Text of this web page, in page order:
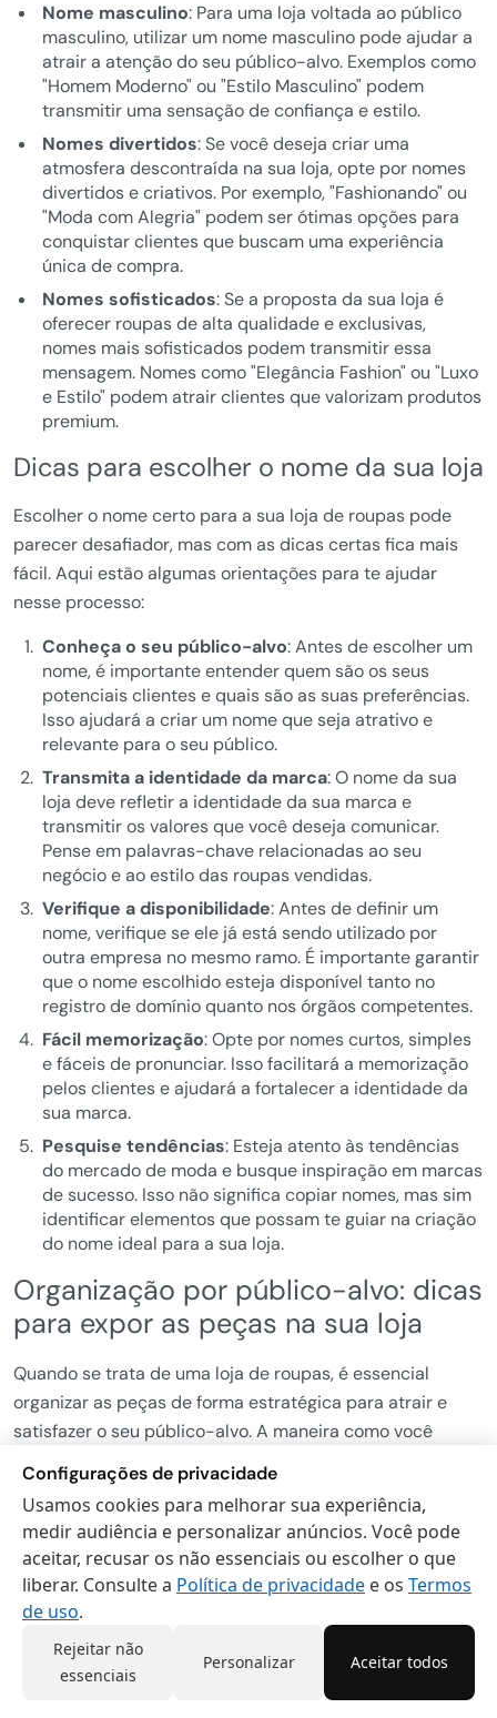
Nome masculino: Para uma loja voltada ao público
masculino, utilizar um nome masculino pode ajudar a
atrair a atenção do seu público-alvo. Exemplos como
"Homem Moderno" ou "Estilo Masculino" podem
transmitir uma sensação de confiança e estilo.
Nomes divertidos: Se você deseja criar uma
atmosfera descontraída na sua loja, opte por nomes
divertidos e criativos. Por exemplo, "Fashionando" ou
"Moda com Alegria" podem ser ótimas opções para
conquistar clientes que buscam uma experiência
única de compra.
Nomes sofisticados: Se a proposta da sua loja é
oferecer roupas de alta qualidade e exclusivas,
nomes mais sofisticados podem transmitir essa
mensagem. Nomes como "Elegância Fashion" ou "Luxo
e Estilo" podem atrair clientes que valorizam produtos
premium.
Dicas para escolher o nome da sua loja
Escolher o nome certo para a sua loja de roupas pode
parecer desafiador, mas com as dicas certas fica mais
fácil. Aqui estão algumas orientações para te ajudar
nesse processo:
Conheça o seu público-alvo: Antes de escolher um
nome, é importante entender quem são os seus
potenciais clientes e quais são as suas preferências.
Isso ajudará a criar um nome que seja atrativo e
relevante para o seu público.
Transmita a identidade da marca: O nome da sua
loja deve refletir a identidade da sua marca e
transmitir os valores que você deseja comunicar.
Pense em palavras-chave relacionadas ao seu
negócio e ao estilo das roupas vendidas.
Verifique a disponibilidade: Antes de definir um
nome, verifique se ele já está sendo utilizado por
outra empresa no mesmo ramo. É importante garantir
que o nome escolhido esteja disponível tanto no
registro de domínio quanto nos órgãos competentes.
Fácil memorização: Opte por nomes curtos, simples
e fáceis de pronunciar. Isso facilitará a memorização
pelos clientes e ajudará a fortalecer a identidade da
sua marca.
Pesquise tendências: Esteja atento às tendências
do mercado de moda e busque inspiração em marcas
de sucesso. Isso não significa copiar nomes, mas sim
identificar elementos que possam te guiar na criação
do nome ideal para a sua loja.
Organização por público-alvo: dicas
para expor as peças na sua loja
Quando se trata de uma loja de roupas, é essencial
organizar as peças de forma estratégica para atrair e
satisfazer o seu público-alvo. A maneira como você
vendas e no interesse dos clientes. Neste artigo, vamos
compartilhar algumas ideias criativas e dicas práticas
para ajudar você a organizar as peças de acordo com o
seu público, proporcionando uma experiência única na
sua loja.
Estratégias eficazes para organizar as
peças de acordo com o público-alvo
Configurações de privacidade
Usamos cookies para melhorar sua experiência,
medir audiência e personalizar anúncios. Você pode
aceitar, recusar os não essenciais ou escolher o que
liberar. Consulte a Política de privacidade e os Termos
de uso.
Rejeitar não
essenciais
Personalizar Aceitar todos